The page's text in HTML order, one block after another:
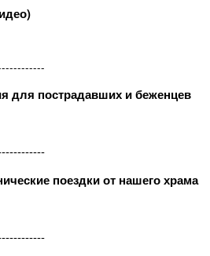
для пострадавших и беженцев
поездки от нашего храма